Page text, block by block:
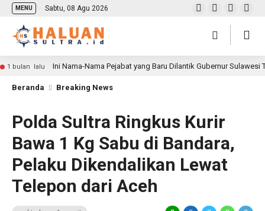
MENU Sabtu, 08 Agu 2026
1 bulan lalu Ini Nama-Nama Pejabat yang Baru Dilantik Gubernur Sulawesi
Beranda Breaking News
Polda Sultra Ringkus Kurir
Bawa 1 Kg Sabu di Bandara,
Pelaku Dikendalikan Lewat
Telepon dari Aceh